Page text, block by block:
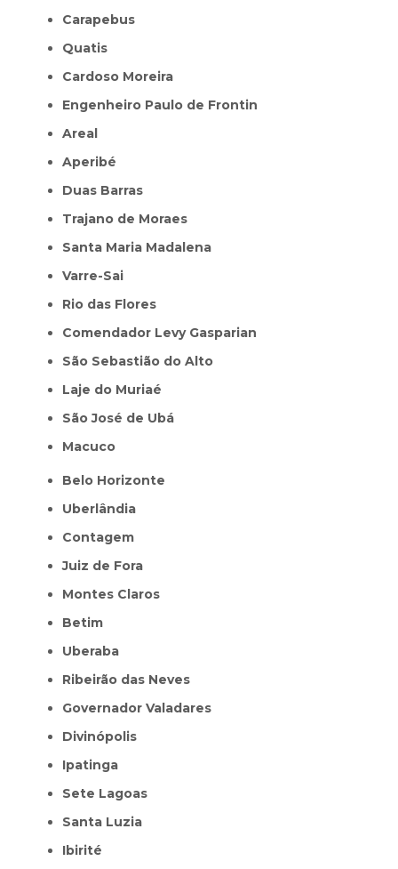
Carapebus
Quatis
Cardoso Moreira
Engenheiro Paulo de Frontin
Areal
Aperibé
Duas Barras
Trajano de Moraes
Santa Maria Madalena
Varre-Sai
Rio das Flores
Comendador Levy Gasparian
São Sebastião do Alto
Laje do Muriaé
São José de Ubá
Macuco
Belo Horizonte
Uberlândia
Contagem
Juiz de Fora
Montes Claros
Betim
Uberaba
Ribeirão das Neves
Governador Valadares
Divinópolis
Ipatinga
Sete Lagoas
Santa Luzia
Ibirité